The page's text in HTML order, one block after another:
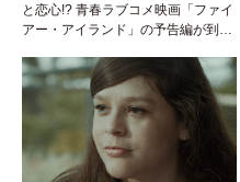
と恋心!? 青春ラブコメ映画「ファイ
アー・アイランド」の予告編が到